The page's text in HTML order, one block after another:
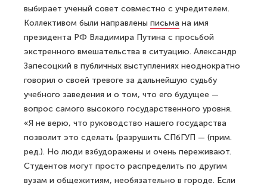
выбирает ученый совет совместно с учредителем.
Коллективом были направлены письма на имя
президента РФ Владимира Путина с просьбой
экстренного вмешательства в ситуацию. Александр
Запесоцкий в публичных выступлениях неоднократно
говорил о своей тревоге за дальнейшую судьбу
учебного заведения и о том, что его будущее —
вопрос самого высокого государственного уровня.
«Я не верю, что руководство нашего государства
позволит это сделать (разрушить СПбГУП — (прим.
ред.). Но люди взбудоражены и очень переживают.
Студентов могут просто распределить по другим
вузам и общежитиям, необязательно в городе. Если